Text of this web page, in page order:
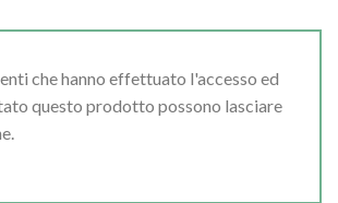
che hanno effettuato l'accesso ed
questo prodotto possono lasciare